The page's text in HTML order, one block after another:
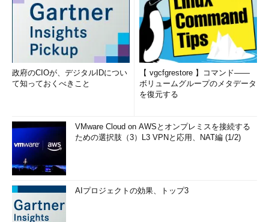
政府のCIOが、デジタルIDについ
て知っておくべきこと
【 vgcfgrestore 】コマンド――
ボリュームグループのメタデータ
を復元する
VMware Cloud on AWSとオンプレミスを接続する
ための選択肢（3）L3 VPNと応用、NAT編 (1/2)
AIプロジェクトの効果、トップ3